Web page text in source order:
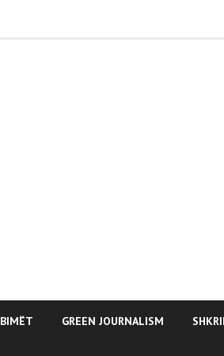
BIMËT GREEN JOURNALISM